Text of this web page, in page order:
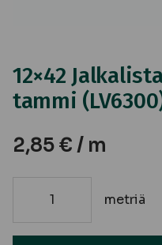
12×42
tammi
2,85 € / m
metriä